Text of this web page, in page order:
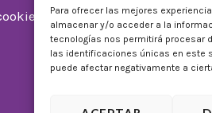
Para ofrecer las mejores
almacenar y/o acceder a la
tecnologías nos permitirá procesar
las identificaciones únicas en este
puede afectar negativamente a
(UE)